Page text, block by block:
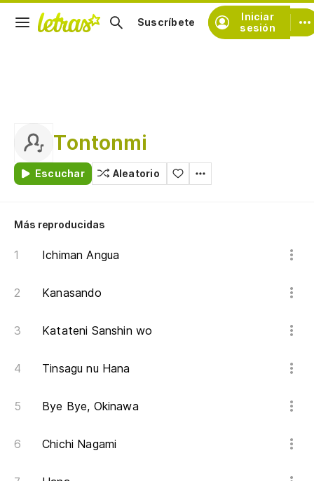
Iniciar
sesión
Suscríbete
Tontonmi
Escuchar Aleatorio
Más reproducidas
Ichiman Angua
Kanasando
Katateni Sanshin wo
Tinsagu nu Hana
Bye Bye, Okinawa
Chichi Nagami